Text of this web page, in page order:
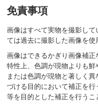
免責事項
画像はすべて実物を撮影し
ては過去に撮影した画像を使
画像はできるかぎり画像補
特性上、色調が現物よりも鮮
または色調が現物と著しく
づける目的において補正を
等を目的とした補正を行うこ